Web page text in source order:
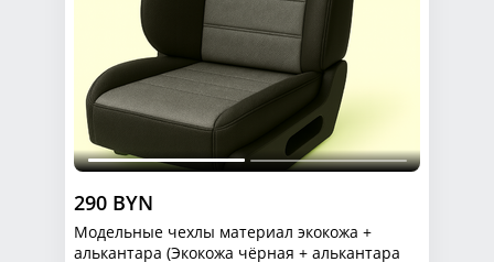
290 BYN
Модельные чехлы материал экокожа +
алькантара (Экокожа чёрная + алькантара